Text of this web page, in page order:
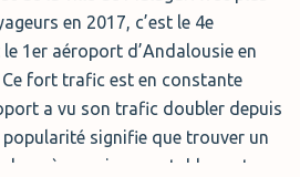
en 2017, c’est le 4e
1er aéroport d’Andalousie en
fort trafic est en constante
a vu son trafic doubler depuis
popularité signifie que trouver un
à un prix acceptable peut se